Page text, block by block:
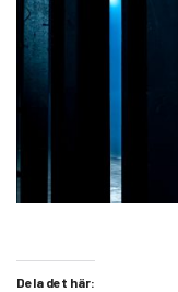
Dela det här: